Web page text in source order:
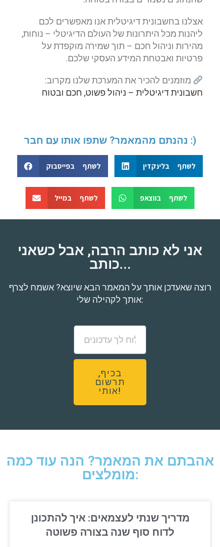
אצלנו בחשבונית דיגיטלית אנו מאפשרים לכם
ליהנות מכל היתרונות של העולם הדיגיטלי – נוחות,
מהירות וניהול חכם – תוך שמירה מוקפדת על
פרטיות ואבטחת המידע העסקי שלכם.
מוזמנים להכיר את המערכת שלנו מקרוב:
חשבונית דיגיטלית – ניהול פשוט, חכם ובטוח
נהנתם מהמאמר? שתפו אותו עם חבר :)
לשתף בפייסבוק לשתף בלינקדין
לשתף במייל לשתף בווצאפ
אני לא כותב הרבה, אבל כשאני
כותב...
רוצה שאעדכן אותך על המאמר הבא שיוצא? אשמח לצרף
אותך לקהילה שלי:
בכיף,
תרשום
אותי!
אהבתם את המאמר? הנה עוד כמה
מומלצים:
מדריך שנתי לעצמאים: איך להתכונן
לדוח סוף שנה בצורה פשוטה